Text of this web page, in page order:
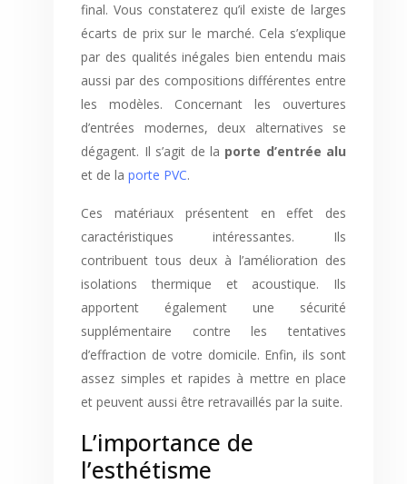
final. Vous constaterez qu’il existe de larges
écarts de prix sur le marché. Cela s’explique
par des qualités inégales bien entendu mais
aussi par des compositions différentes entre
les modèles. Concernant les ouvertures
d’entrées modernes, deux alternatives se
dégagent. Il s’agit de la porte d’entrée alu
et de laporte PVC.
Ces matériaux présentent en effet des
caractéristiques intéressantes. Ils
contribuent tous deux à l’amélioration des
isolations thermique et acoustique. Ils
apportent également une sécurité
supplémentaire contre les tentatives
d’effraction de votre domicile. Enfin, ils sont
assez simples et rapides à mettre en place
et peuvent aussi être retravaillés par la suite.
L’importance de
l’esthétisme